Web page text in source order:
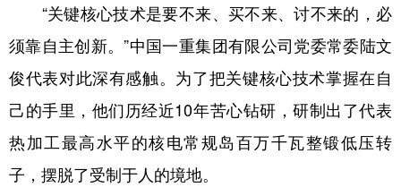
“关键核心技术是要不来、买不来、讨不来的，必
须靠自主创新。”中国一重集团有限公司党委常委陆文
俊代表对此深有感触。为了把关键核心技术掌握在自
己的手里，他们历经近10年苦心钻研，研制出了代表
热加工最高水平的核电常规岛百万千瓦整锻低压转
子，摆脱了受制于人的境地。